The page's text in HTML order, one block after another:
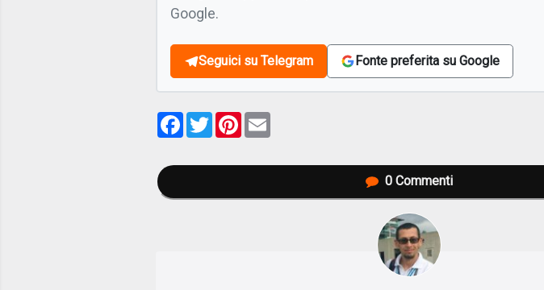
Google.
Seguici su Telegram Fonte preferita su Google
Facebook
TwitterPinterest
0 Commenti